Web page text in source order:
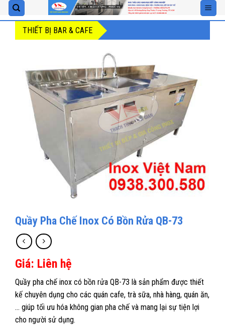
Skip
to
contentTHIẾT BỊ BAR & CAFE
Quầy Pha Chế Inox Có Bồn Rửa QB-73
Giá: Liên hệ
Quầy pha chế inox có bồn rửa QB-73 là sản phẩm được thiết
kế chuyên dụng cho các quán cafe, trà sữa, nhà hàng, quán ăn,
… giúp tối ưu hóa không gian pha chế và mang lại sự tiện lợi
cho người sử dụng.